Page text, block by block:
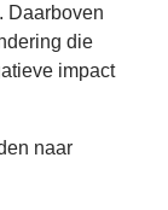
Daarboven
die
impact
naar